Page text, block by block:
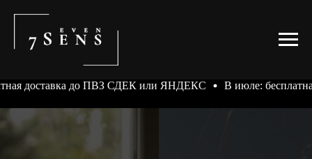
до ПВЗ СДЕК или ЯНДЕКС В июле: бесплатная